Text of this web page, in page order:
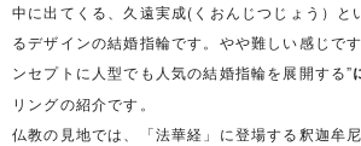
中に出てくる、久遠実成(くおんじつじょう）と
るデザインの結婚指輪です。やや難しい感じで
ンセプトに人型でも人気の結婚指輪を展開する”
リングの紹介です。
仏教の見地では、「法華経」に登場する釈迦牟